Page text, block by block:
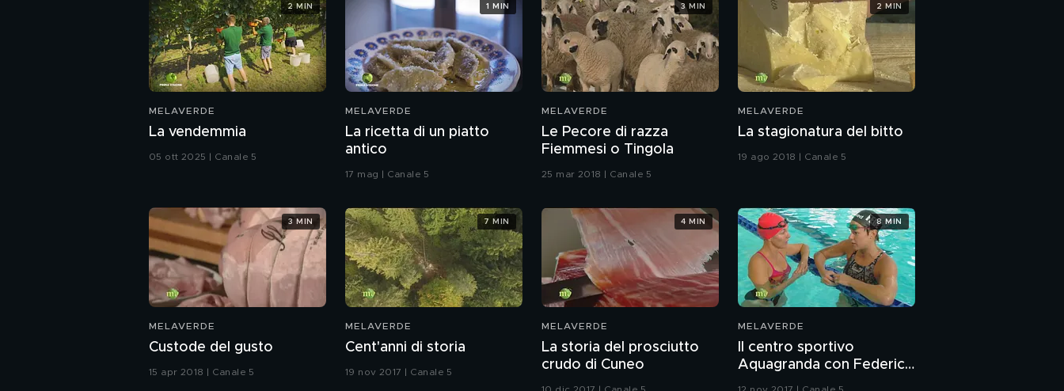
MELAVERDE
La vendemmia
05 ott 2025 | Canale 5
2 MIN
MELAVERDE
La ricetta di un piatto
antico
17 mag | Canale 5
1 MIN
MELAVERDE
Le Pecore di razza
Fiemmesi o Tingola
25 mar 2018 | Canale 5
3 MIN
MELAVERDE
La stagionatura del bitto
19 ago 2018 | Canale 5
2 MIN
MELAVERDE
Custode del gusto
15 apr 2018 | Canale 5
3 MIN
MELAVERDE
Cent'anni di storia
19 nov 2017 | Canale 5
7 MIN
MELAVERDE
La storia del prosciutto
crudo di Cuneo
4 MIN
MELAVERDE
Il centro sportivo
Aquagranda con Federica
Pellegrini
8 MIN